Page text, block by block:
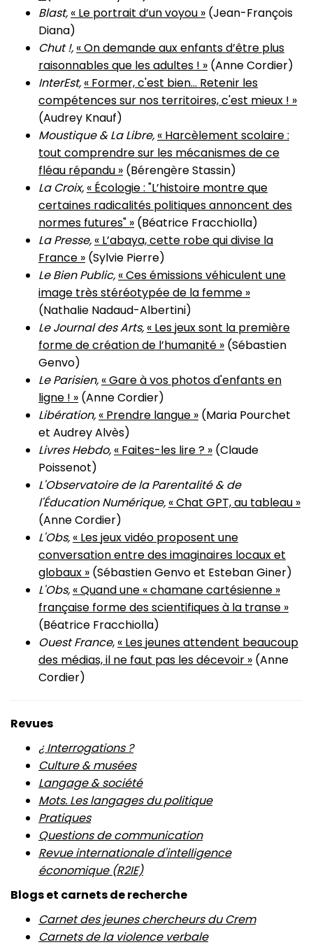
Blast, « Le portrait d’un voyou » (Jean-François
Diana)
Chut !, « On demande aux enfants d’être plus
raisonnables que les adultes ! » (Anne Cordier)
InterEst, « Former, c'est bien... Retenir les
compétences sur nos territoires, c'est mieux ! »
(Audrey Knauf)
Moustique & La Libre, « Harcèlement scolaire :
tout comprendre sur les mécanismes de ce
fléau répandu » (Bérengère Stassin)
La Croix, « Écologie : "L’histoire montre que
certaines radicalités politiques annoncent des
normes futures" » (Béatrice Fracchiolla)
La Presse, « L’abaya, cette robe qui divise la
France » (Sylvie Pierre)
Le Bien Public, « Ces émissions véhiculent une
image très stéréotypée de la femme »
(Nathalie Nadaud-Albertini)
Le Journal des Arts, « Les jeux sont la première
forme de création de l’humanité » (Sébastien
Genvo)
Le Parisien, « Gare à vos photos d'enfants en
ligne ! » (Anne Cordier)
Libération, « Prendre langue » (Maria Pourchet
et Audrey Alvès)
Livres Hebdo, « Faites-les lire ? » (Claude
Poissenot)
L'Observatoire de la Parentalité & de
l'Éducation Numérique, « Chat GPT, au tableau »
(Anne Cordier)
L'Obs, « Les jeux vidéo proposent une
conversation entre des imaginaires locaux et
globaux » (Sébastien Genvo et Esteban Giner)
L'Obs, « Quand une « chamane cartésienne »
française forme des scientifiques à la transe »
(Béatrice Fracchiolla)
Ouest France, « Les jeunes attendent beaucoup
des médias, il ne faut pas les décevoir » (Anne
Cordier)
Revues
¿ Interrogations ?
Culture & musées
Langage & société
Mots. Les langages du politique
Pratiques
Questions de communication
Revue internationale d'intelligence
économique (R2IE)
Blogs et carnets de recherche
Carnet des jeunes chercheurs du Crem
Carnets de la violence verbale